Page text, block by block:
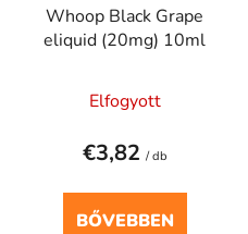
Whoop Black Grape
eliquid (20mg) 10ml
Elfogyott
€3,82 / db
BŐVEBBEN